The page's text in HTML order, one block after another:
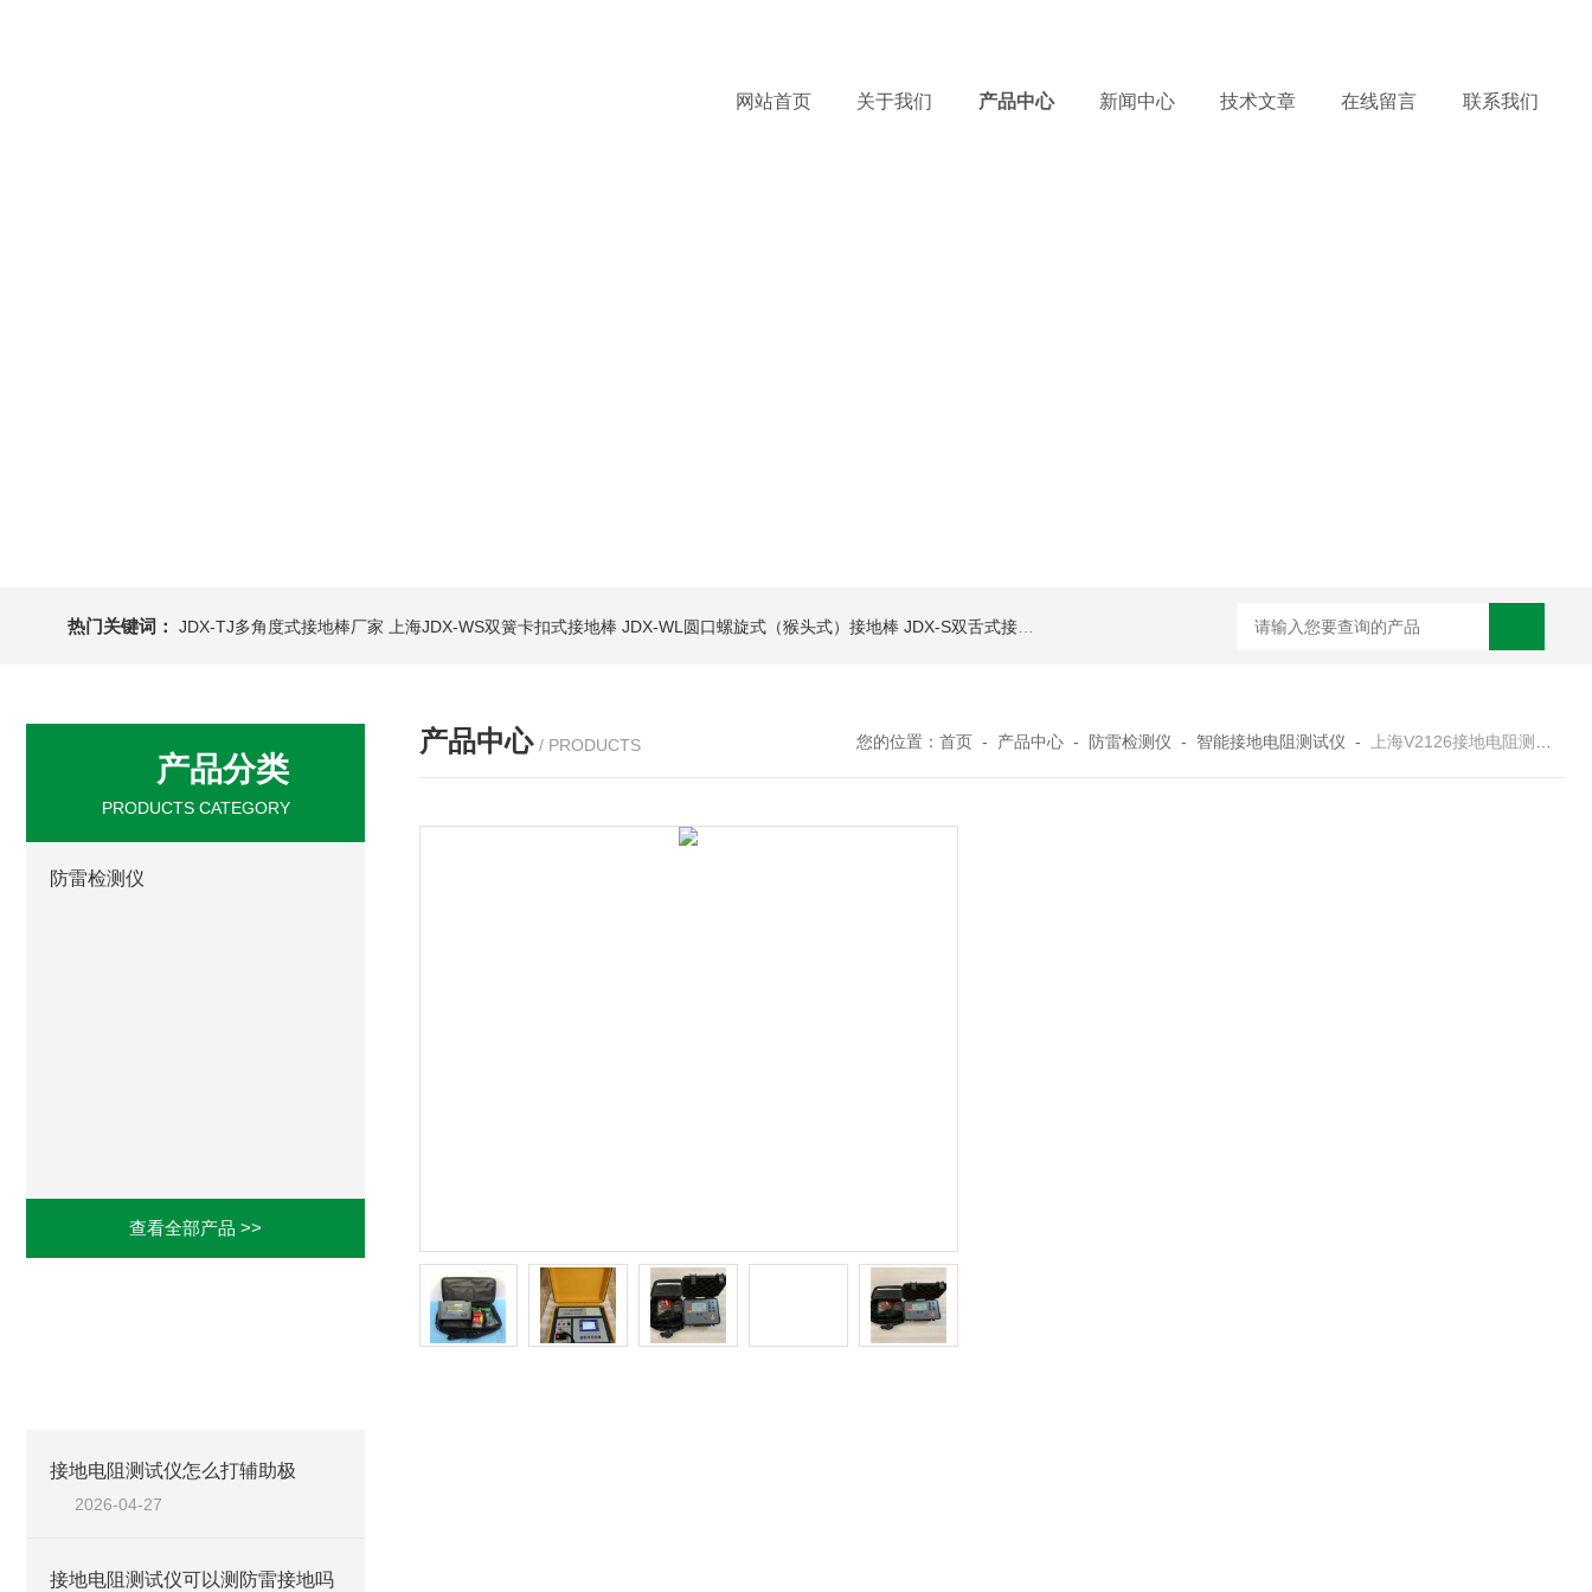
网站首页 关于我们 产品中心 新闻中心 技术文章 在线留言 联系我们
热门关键词： JDX-TJ多角度式接地棒厂家 上海JDX-WS双簧卡扣式接地棒 JDX-WL圆口螺旋式（猴头式）接地棒 JDX-S双舌式接地棒价格 HD3400A接地电阻测试仪 S3010数字接地电阻测试仪现货
产品分类
PRODUCTS CATEGORY
防雷检测仪
查看全部产品 >>
接地电阻测试仪怎么打辅助极
2026-04-27
接地电阻测试仪可以测防雷接地吗
产品中心 / PRODUCTS 您的位置：首页 - 产品中心 - 防雷检测仪 - 智能接地电阻测试仪 - 上海V2126接地电阻测试仪